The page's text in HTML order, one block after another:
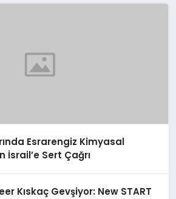
Esrarengiz Kimyasal
İsrail’e Sert Çağrı
Kıskaç Gevşiyor: New START